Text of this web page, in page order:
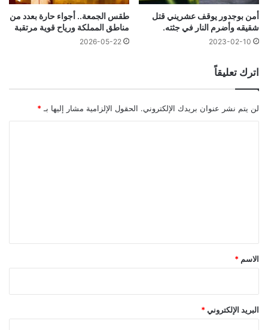
أمن بوجدور يوقف عشريني قتل
شقيقه وأضرم النار في جثته.
2023-02-10
طقس الجمعة.. أجواء حارة بعدد من
مناطق المملكة ورياح قوية مرتقبة
2026-05-22
اترك تعليقاً
لن يتم نشر عنوان بريدك الإلكتروني. الحقول الإلزامية مشار إليها بـ *
*
الاسم *
البريد الإلكتروني *